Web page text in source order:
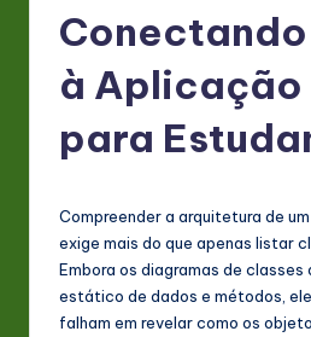
P
à
para
Compreender a arquitetura de
exige mais do que apenas listar
Embora os diagramas de classes
estático de dados e métodos,
falham em revelar como os